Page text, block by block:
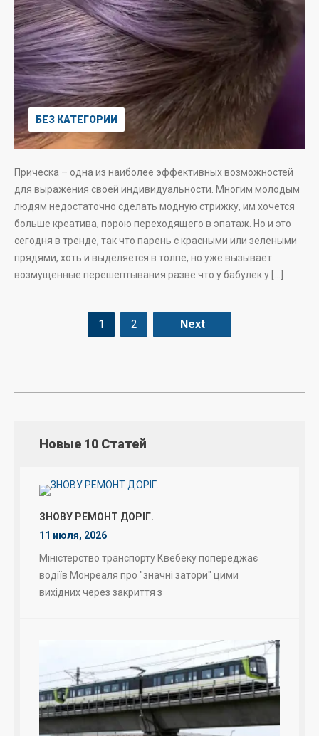
БЕЗ КАТЕГОРИИ
Прическа – одна из наиболее эффективных возможностей
для выражения своей индивидуальности. Многим молодым
людям недостаточно сделать модную стрижку, им хочется
больше креатива, порою переходящего в эпатаж. Но и это
сегодня в тренде, так что парень с красными или зелеными
прядями, хоть и выделяется в толпе, но уже вызывает
возмущенные перешептывания разве что у бабулек у […]
1 2 Next
Новые 10 Статей
ЗНОВУ РЕМОНТ ДОРІГ.
11 июля, 2026
Міністерство транспорту Квебеку попереджає
водіїв Монреаля про "значні затори" цими
вихідних через закриття з